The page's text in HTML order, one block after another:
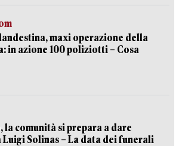
maxi operazione della
in azione 100 poliziotti – Cosa
la comunità si prepara a dare
Solinas – La data dei funerali